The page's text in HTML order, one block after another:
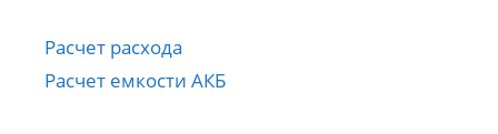
Расчет расхода
Расчет емкости АКБ